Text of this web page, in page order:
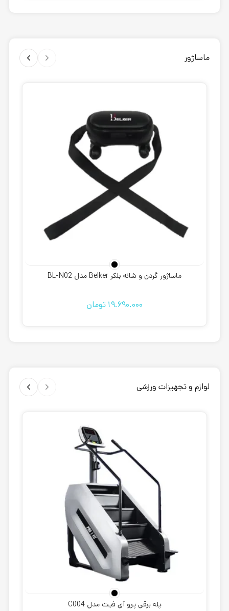
ماساژور
ماساژور گردن و شانه بلکر Belker مدل BL-N02
19.690.000 تومان
لوازم و تجهیزات ورزشی
پله برقی پرو آی فیت مدل C004